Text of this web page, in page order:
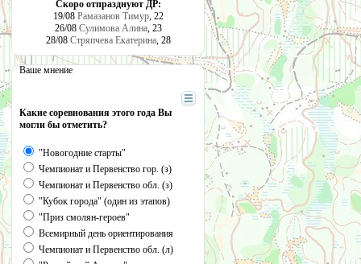
Скоро отпразднуют ДР:
19/08 Рамазанов Тимур, 22
26/08 Сулимова Алина, 23
28/08 Стряпчева Екатерина, 28
Ваше мнение
Какие соревнования этого года Вы
могли бы отметить?
"Новогодние старты"
Чемпионат и Первенство гор. (з)
Чемпионат и Первенство обл. (з)
"Кубок города" (один из этапов)
"Приз смолян-героев"
Всемирный день ориентирования
Чемпионат и Первенство обл. (л)